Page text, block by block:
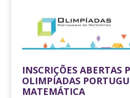
INSCRIÇÕES ABERTAS
OLIMPÍADAS
MATEMÁTICA